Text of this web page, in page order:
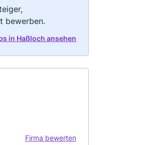
bewerben.
in Haßloch ansehen
Firma bewerten